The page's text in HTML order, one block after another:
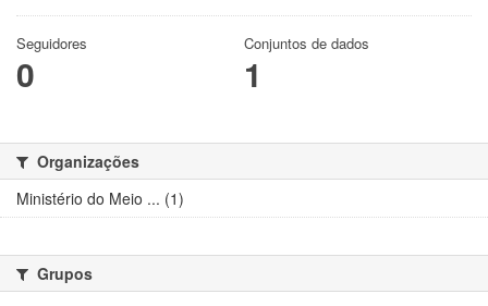
Seguidores
0
Conjuntos de dados
1
Organizações
Ministério do Meio ... (1)
Grupos